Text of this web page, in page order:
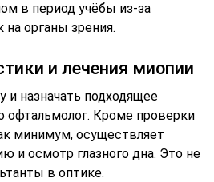
в период учёбы из-за
на органы зрения.
и лечения миопии
и назначать подходящее
офтальмолог. Кроме проверки
минимум, осуществляет
и осмотр глазного дна. Это не
в оптике.